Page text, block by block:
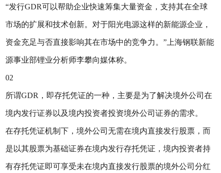
“发行GDR可以帮助企业快速筹集大量资金，支持其在全球
市场的扩展和技术创新。对于阳光电源这样的新能源企业，
资金充足与否直接影响其在市场中的竞争力。”上海钢联新能
源事业部锂业分析师李攀向媒体称。
02
所谓GDR，即存托凭证的一种，主要是为了解决境外公司在
境内发行证券以及境内投资者投资境外公司证券的需求。
在存托凭证机制下，境外公司无需在境内直接发行股票，而
是以其股票为基础证券在境内发行存托凭证，境内投资者持
有存托凭证即可享受未在境内直接发行股票的境外公司分红